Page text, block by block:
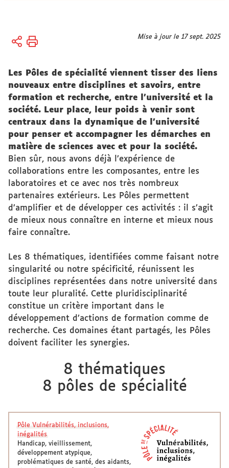
Vous
Accueil
Engagement
Les pôles
de
spécialités
Mise à jour le 17 sept. 2025
Les Pôles de spécialité viennent tisser des liens
nouveaux entre disciplines et savoirs, entre
formation et recherche, entre l’université et la
société. Leur place, leur poids à venir sont
centraux dans la dynamique de l’université
pour penser et accompagner les démarches en
matière de sciences avec et pour la société.
Bien sûr, nous avons déjà l’expérience de
collaborations entre les composantes, entre les
laboratoires et ce avec nos très nombreux
partenaires extérieurs. Les Pôles permettent
d’amplifier et de développer ces activités : il s’agit
de mieux nous connaître en interne et mieux nous
faire connaître.
Les 8 thématiques, identifiées comme faisant notre
singularité ou notre spécificité, réunissent les
disciplines représentées dans notre université dans
toute leur pluralité. Cette pluridisciplinarité
constitue un critère important dans le
développement d’actions de formation comme de
recherche. Ces domaines étant partagés, les Pôles
doivent faciliter les synergies.
8 thématiques
8 pôles de spécialité
Pôle Vulnérabilités, inclusions,
inégalités
Handicap, vieillissement,
développement atypique,
problématiques de santé, des aidants,